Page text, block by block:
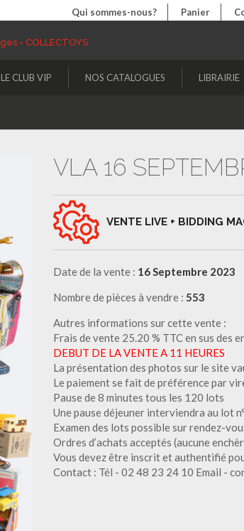
Qui sommes-nous? Panier
LE CLUB VIP NOS CATALOGUES LIBRAIRIE
VLA 16
VENTE LIVE + BIDDING
Date de la vente : 16 Septembre 2023
Nombre de pièces à vendre : 553
Autres informations sur cette vente :
Frais de vente 25.20 % TTC en sus des
DEBUT DE LA VENTE A 11 HEURES
La présentation des photos sur le site
Le paiement se fait de préférence par
Pause de 8 minutes tous les 120 lots
Une pause déjeuner interviendra au lot
Examen des lots possible sur rendez-
Ordres d’achats acceptés (aucune
Vous devez être inscrit et authentifié
Contact : Tél - 02 48 23 24 10 Email -